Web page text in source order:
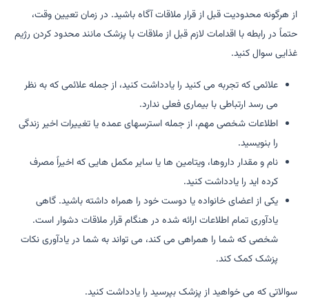
از هرگونه محدودیت قبل از قرار ملاقات آگاه باشید. در زمان تعیین وقت،
حتماً در رابطه با اقدامات لازم قبل از ملاقات با پزشک مانند محدود کردن رژیم
غذایی سوال کنید.
علائمی که تجربه می کنید را یادداشت کنید، از جمله علائمی که به نظر
می رسد ارتباطی با بیماری فعلی ندارد.
اطلاعات شخصی مهم، از جمله استرسهای عمده یا تغییرات اخیر زندگی
را بنویسید.
نام و مقدار داروها، ویتامین ها یا سایر مکمل هایی که اخیراً مصرف
کرده اید را یادداشت کنید.
یکی از اعضای خانواده یا دوست خود را همراه داشته باشید. گاهی
یادآوری تمام اطلاعات ارائه شده در هنگام قرار ملاقات دشوار است.
شخصی که شما را همراهی می کند، می تواند به شما در یادآوری نکات
پزشک کمک کند.
سوالاتی که می خواهید از پزشک بپرسید را یادداشت کنید.